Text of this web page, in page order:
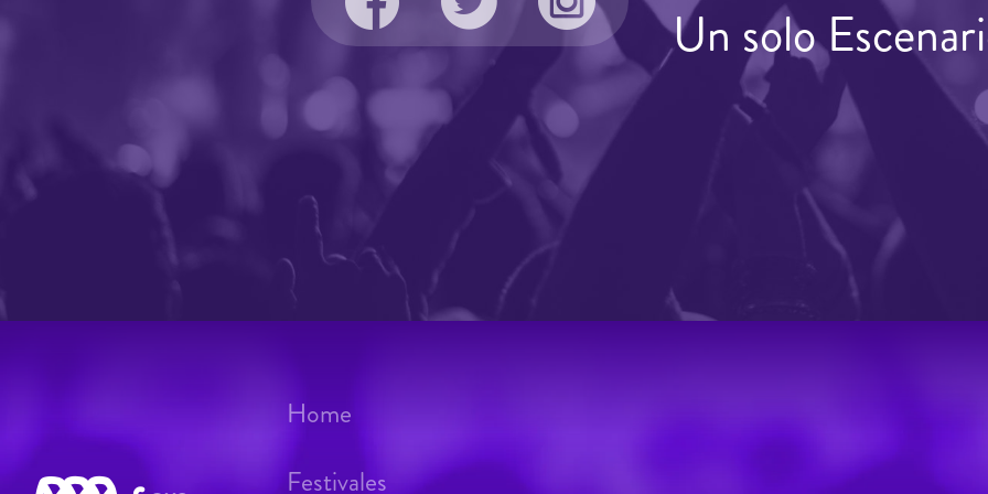
Un solo
Home
Festivales